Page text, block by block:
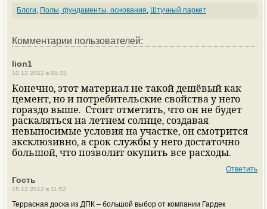
Блоги, Полы, фундаменты, основания, Штучный паркет
Комментарии пользователей:
lion1
10.12.2012 в 01:33
Конечно, этот материал не такой дешёвый как
цемент, но и потребительские свойства у него
гораздо выше. Стоит отметить, что он не будет
раскаляться на летнем солнце, создавая
невыносимые условия на участке, он смотрится
эксклюзивно, а срок службы у него достаточно
большой, что позволит окупить все расходы.
Ответить
Гость
15.12.2012 в 11:52
Террасная доска из ДПК – большой выбор от компании Гардек